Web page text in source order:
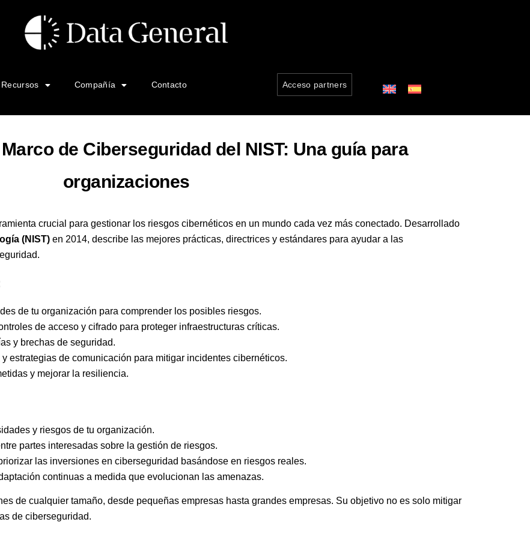
Recursos Compañía Contacto Acceso partners
de Ciberseguridad del NIST: Una guía para
organizaciones
crucial para gestionar los riesgos cibernéticos en un mundo cada vez más conectado. Desarrollado
(NIST) en 2014, describe las mejores prácticas, directrices y estándares para ayudar a las
de tu organización para comprender los posibles riesgos.
de acceso y cifrado para proteger infraestructuras críticas.
y brechas de seguridad.
estrategias de comunicación para mitigar incidentes cibernéticos.
y mejorar la resiliencia.
y riesgos de tu organización.
partes interesadas sobre la gestión de riesgos.
las inversiones en ciberseguridad basándose en riesgos reales.
continuas a medida que evolucionan las amenazas.
de cualquier tamaño, desde pequeñas empresas hasta grandes empresas. Su objetivo no es solo mitigar
de ciberseguridad.